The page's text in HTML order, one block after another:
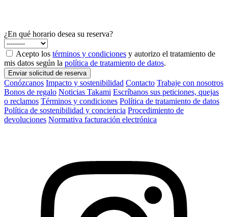
¿En qué horario desea su reserva?
Acepto los términos y condiciones y autorizo el tratamiento de
mis datos según la política de tratamiento de datos.
Enviar solicitud de reserva
Conózcanos Impacto y sostenibilidad Contacto Trabaje con nosotros
Bonos de regalo Noticias Takami Escríbanos sus peticiones, quejas
o reclamos Términos y condiciones Política de tratamiento de datos
Política de sostenibilidad y conciencia Procedimiento de
devoluciones Normativa facturación electrónica